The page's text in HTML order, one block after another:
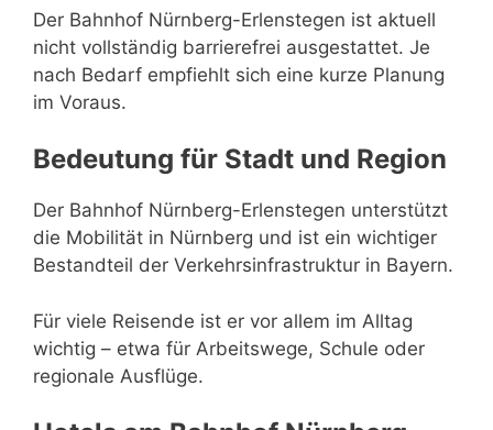
Der Bahnhof Nürnberg-Erlenstegen ist aktuell
nicht vollständig barrierefrei ausgestattet. Je
nach Bedarf empfiehlt sich eine kurze Planung
im Voraus.
Bedeutung für Stadt und Region
Der Bahnhof Nürnberg-Erlenstegen unterstützt
die Mobilität in Nürnberg und ist ein wichtiger
Bestandteil der Verkehrsinfrastruktur in Bayern.
Für viele Reisende ist er vor allem im Alltag
wichtig – etwa für Arbeitswege, Schule oder
regionale Ausflüge.